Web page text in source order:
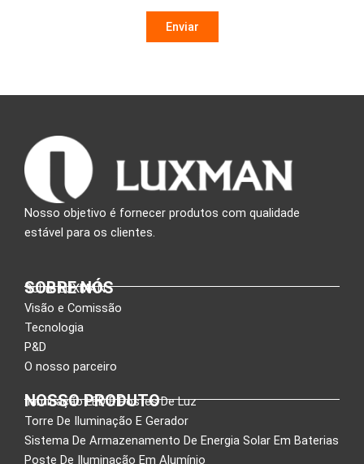
Nosso objetivo é fornecer produtos com qualidade
estável para os clientes.
SOBRE NÓS
Sobre LUXMAN
Visão e Comissão
Tecnologia
P&D
O nosso parceiro
NOSSO PRODUTO
Iluminação LED E Postes De Luz
Torre De Iluminação E Gerador
Sistema De Armazenamento De Energia Solar Em Baterias
Poste De Iluminação Em Alumínio